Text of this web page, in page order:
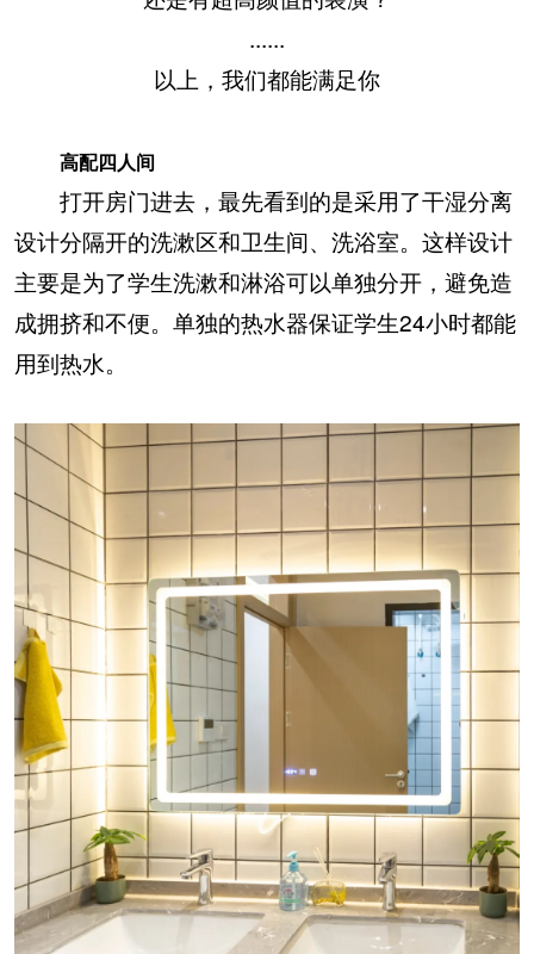
......
以上，我们都能满足你
高配四人间
打开房门进去，最先看到的是采用了干湿分离
设计分隔开的洗漱区和卫生间、洗浴室。这样设计
主要是为了学生洗漱和淋浴可以单独分开，避免造
成拥挤和不便。单独的热水器保证学生24小时都能
用到热水。